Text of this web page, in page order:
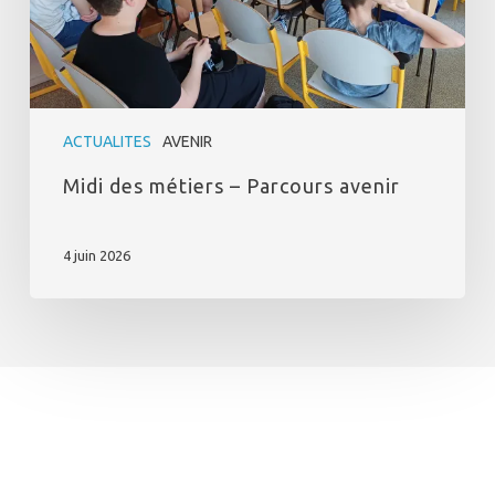
ACTUALITES AVENIR
Midi des métiers – Parcours avenir
4 juin 2026